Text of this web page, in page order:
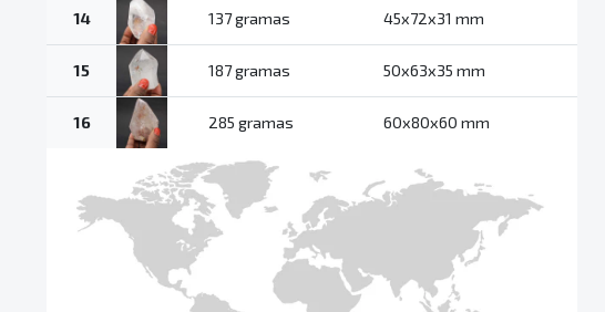
14 137 gramas 45x72x31 mm
15 187 gramas 50x63x35 mm
16 285 gramas 60x80x60 mm